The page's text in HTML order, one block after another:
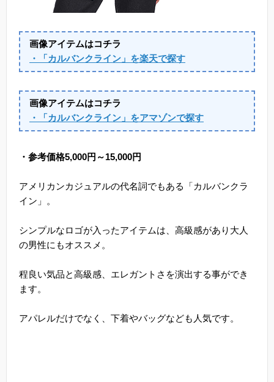
画像アイテムはコチラ
・「カルバンクライン」を楽天で探す
画像アイテムはコチラ
・「カルバンクライン」をアマゾンで探す
・参考価格5,000円～15,000円
アメリカンカジュアルの代名詞でもある「カルバンクラ
イン」。
シンプルなロゴが入ったアイテムは、高級感があり大人
の男性にもオススメ。
程良い気品と高級感、エレガントさを演出する事ができ
ます。
アパレルだけでなく、下着やバッグなども人気です。